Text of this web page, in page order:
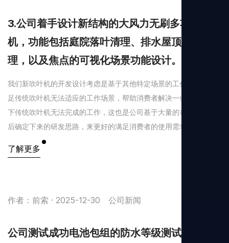
3.公司着手设计新结构的大风力无刷多功能吹叶
机，功能包括庭院落叶清理、排水屋顶渠清
理，以及焦点的可视化场景功能设计。
我们新吹叶机的开发设计考虑是基于其他特定场景的工作需求，满
足传统吹叶机无法适应的工作场景，帮助消费者解决一些特定场景
下传统吹叶机无法完成的工作，这也是公司基于大量的市场研究以
后确定下来的研发思路，来更好的满足消费者的使用需求。
了解更多
作者：前索 · 2025-12-30 公司新闻
公司测试成功电池包组的防水等级测试，防水